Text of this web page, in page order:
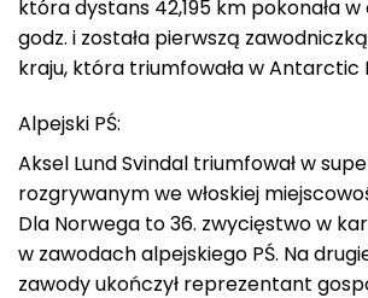
która dystans 42,195 km pokonała w
godz. i została pierwszą
kraju, która triumfowała w Antarctic
Alpejski PŚ:
Aksel Lund Svindal triumfował w
rozgrywanym we włoskiej
Dla Norwega to 36. zwycięstwo w
w zawodach alpejskiego PŚ. Na
zawody ukończył reprezentant